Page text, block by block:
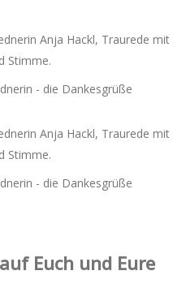
Euch und Eure